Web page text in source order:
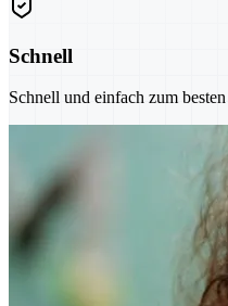
Schnell
Schnell und einfach zum